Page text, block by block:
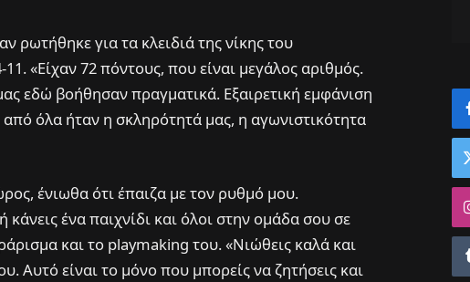
ρωτήθηκε για τα κλειδιά της νίκης του
«Είχαν 72 πόντους, που είναι μεγάλος αριθμός.
εδώ βοήθησαν πραγματικά. Εξαιρετική εμφάνιση
όλα ήταν η σκληρότητά μας, η αγωνιστικότητα
ένιωθα ότι έπαιζα με τον ρυθμό μου.
ένα παιχνίδι και όλοι στην ομάδα σου σε
και το playmaking του. «Νιώθεις καλά και
Αυτό είναι το μόνο που μπορείς να ζητήσεις και